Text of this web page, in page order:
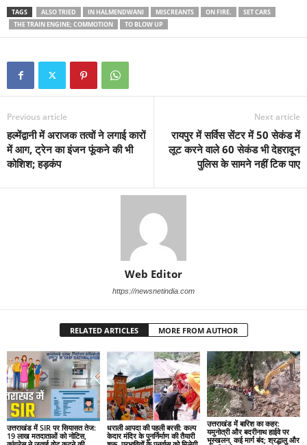
TAGS ALSO TRIED IN HALMENDWANI MISCREANTS ON FIRE.
SET CARS
THE TRAIN ENGINE; COMMOTION
TO BLOW UP
Previous article
हल्मेंद्वानी में अराजक तत्वों ने लगाई कारों
में आग, ट्रेन का इंजन फूंकने की भी
कोशिश; हड़कंप
Next article
रायपुर में सर्विस सेंटर में 50 सेकंड में
लूट करने वाले 60 सेकंड भी देहरादून
पुलिस के सामने नहीं टिक पाए
Web Editor
https://newsnetindia.com
RELATED ARTICLES MORE FROM AUTHOR
उत्तराखंड में SIR पर सियासत तेज:
19 लाख मतदाताओं को नोटिस,
धराली आपदा की पहली बरसी: कल्प
केदार मंदिर के पुनर्निर्माण की तैयारी
उत्तराखंड में बारिश का कहर:
यमुनोत्री और बदरीनाथ हाईवे पर
भूस्खलन, कई मार्ग बंद; श्रद्धालु और